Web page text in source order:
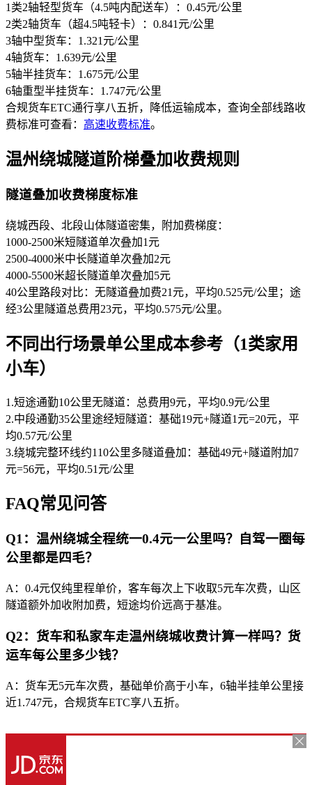
1类2轴轻型货车（4.5吨内配送车）：0.45元/公里
2类2轴货车（超4.5吨轻卡）：0.841元/公里
3轴中型货车：1.321元/公里
4轴货车：1.639元/公里
5轴半挂货车：1.675元/公里
6轴重型半挂货车：1.747元/公里
合规货车ETC通行享八五折，降低运输成本，查询全部线路收
费标准可查看： 高速收费标准。
温州绕城隧道阶梯叠加收费规则
隧道叠加收费梯度标准
绕城西段、北段山体隧道密集，附加费梯度：
1000-2500米短隧道单次叠加1元
2500-4000米中长隧道单次叠加2元
4000-5500米超长隧道单次叠加5元
40公里路段对比：无隧道叠加费21元，平均0.525元/公里；途
经3公里隧道总费用23元，平均0.575元/公里。
不同出行场景单公里成本参考（1类家用
小车）
1.短途通勤10公里无隧道：总费用9元，平均0.9元/公里
2.中段通勤35公里途经短隧道：基础19元+隧道1元=20元，平
均0.57元/公里
3.绕城完整环线约110公里多隧道叠加：基础49元+隧道附加7
元=56元，平均0.51元/公里
FAQ常见问答
Q1：温州绕城全程统一0.4元一公里吗？自驾一圈每
公里都是四毛？
A：0.4元仅纯里程单价，客车每次上下收取5元车次费，山区
隧道额外加收附加费，短途均价远高于基准。
Q2：货车和私家车走温州绕城收费计算一样吗？货
运车每公里多少钱？
A：货车无5元车次费，基础单价高于小车，6轴半挂单公里接
近1.747元，合规货车ETC享八五折。